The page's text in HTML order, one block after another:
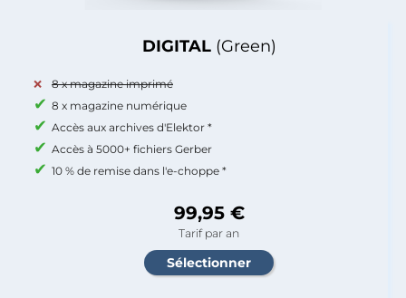
DIGITAL (Green)
8 x magazine imprimé
8 x magazine numérique
Accès aux archives d'Elektor *
Accès à 5000+ fichiers Gerber
10 % de remise dans l'e-choppe *
99,95 €
Tarif par an